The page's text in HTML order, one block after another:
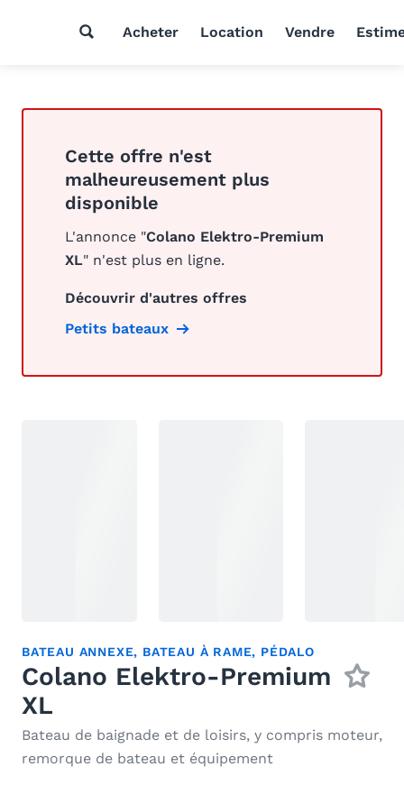
Acheter Location Vendre
Cette offre n'est
malheureusement plus
disponible
L'annonce "Colano Elektro-Premium
XL" n'est plus en ligne.
Découvrir d'autres offres
Petits bateaux
BATEAU ANNEXE, BATEAU À RAME, PÉDALO
Colano Elektro-Premium
XL
Bateau de baignade et de loisirs, y compris moteur,
remorque de bateau et équipement